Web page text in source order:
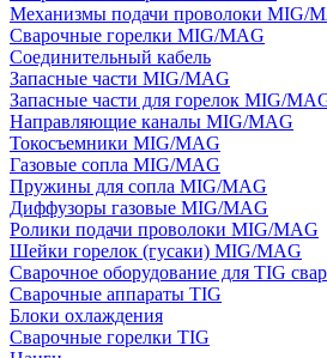
Механизмы подачи проволоки MIG/
Сварочные горелки MIG/MAG
Соединительный кабель
Запасные части MIG/MAG
Запасные части для горелок MIG/
Направляющие каналы MIG/MAG
Токосъемники MIG/MAG
Газовые сопла MIG/MAG
Пружины для сопла MIG/MAG
Диффузоры газовые MIG/MAG
Ролики подачи проволоки MIG/MAG
Шейки горелок (гусаки) MIG/MAG
Сварочное оборудование для TIG
Сварочные аппараты TIG
Блоки охлаждения
Сварочные горелки TIG